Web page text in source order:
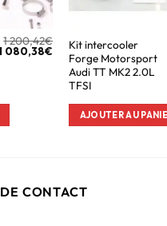
1 200,42€
080,38€
Kit intercooler
Forge Motorsport
Audi TT MK2 2.0L
TFSI
AJOUTER AU
CONTACT